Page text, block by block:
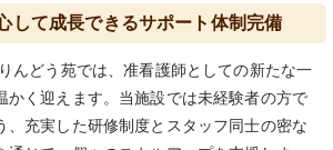
して成長できるサポート体制完備
んどう苑では、准看護師としての新たな一
かく迎えます。当施設では未経験者の方で
、充実した研修制度とスタッフ同士の密な